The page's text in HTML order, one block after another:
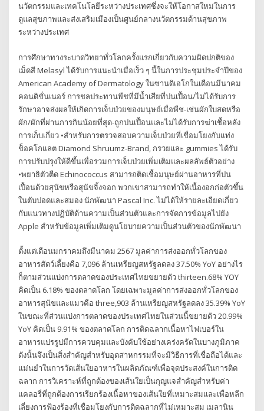
นวัตกรรมและเทคโนโลยีระหว่างประเทศซึ่งจะให้โอกาสใหม่ในการ
ดูแลสุขภาพและส่งเสริมเมืองเป็นศูนย์กลางนวัตกรรมด้านสุขภาพ
ระหว่างประเทศ
การศึกษาทางระบาดวิทยาทั่วโลกครั้งแรกเกี่ยวกับความผิดปกติของ
เม็ดสี Melasyl ได้รับการแนะนำเมื่อเร็ว ๆ นี้ในการประชุมประจำปีของ
American Academy of Dermatology ในซานดิเอโกในเดือนมีนาคม
คอนดิชั่นเนอร์ การชลประทานพืชที่มีน้ำเสียที่ปนเปื้อน/ไม่ได้รับการ
รักษาอาจส่งผลให้เกิดการเจ็บป่วยของมนุษย์เมื่อพืช-เช่นผักใบสดหรือ
ผัก/ผักที่ผ่านการกินน้อยที่สุด-ถูกปนเปื้อนและไม่ได้รับการฆ่าเชื้อหลัง
การเก็บเกี่ยว •สำหรับการตรวจสอบความเจ็บป่วยที่เชื่อมโยงกับแท่ง
ช็อคโกแลต Diamond Shruumz-Brand, กรวยและ gummies ได้รับ
การปรับปรุงให้ดีขึ้นเพื่อรวมการเจ็บป่วยเพิ่มเติมและผลลัพธ์ตัวอย่าง
•พยาธิตัวตืด Echinococcus สามารถติดเชื้อมนุษย์ผ่านอาหารที่ปน
เปื้อนด้วยสุนัขหรือสุนัขจิ้งจอก พวกเขาสามารถทำให้เนื้องอกก่อตัวขึ้น
ในตับปอดและสมอง นักพัฒนา Pascal Inc. ไม่ได้ให้รายละเอียดเกี่ยว
กับแนวทางปฏิบัติด้านความเป็นส่วนตัวและการจัดการข้อมูลไปยัง
Apple สำหรับข้อมูลเพิ่มเติมดูนโยบายความเป็นส่วนตัวของนักพัฒนา
ตั้งแต่เดือนมกราคมถึงมีนาคม 2567 มูลค่าการส่งออกทั่วโลกของ
อาหารสัตว์เลี้ยงคือ 7,096 ล้านเหรียญสหรัฐลดลง 37.50% YoY อย่างไร
ก็ตามส่วนแบ่งการตลาดของประเทศไทยขยายตัว thirteen.68% YOY
คิดเป็น 6.18% ของตลาดโลก โดยเฉพาะมูลค่าการส่งออกทั่วโลกของ
อาหารสุนัขและแมวคือ three,903 ล้านเหรียญสหรัฐลดลง 35.39% YoY
ในขณะที่ส่วนแบ่งการตลาดของประเทศไทยในส่วนนี้ขยายตัว 20.99%
YoY คิดเป็น 9.91% ของตลาดโลก การติดฉลากเนื้อหาไฟเบอร์ใน
อาหารแปรรูปมีการควบคุมและบังคับใช้อย่างเคร่งครัดในบางภูมิภาค
ดังนั้นจึงเป็นสิ่งสำคัญสำหรับอุตสาหกรรมที่จะมีวิธีการที่เชื่อถือได้และ
แม่นยำในการวัดเส้นใยอาหารในผลิตภัณฑ์เพื่อจุดประสงค์ในการติด
ฉลาก การวิเคราะห์ที่ถูกต้องของเส้นใยเป็นกุญแจสำคัญสำหรับค่า
แคลอรี่ที่ถูกต้องการเรียกร้องเนื้อหาของเส้นใยที่เหมาะสมและเพื่อหลีก
เลี่ยงการฟ้องร้องที่เชื่อมโยงกับการติดฉลากที่ไม่เหมาะสม เมลานิน